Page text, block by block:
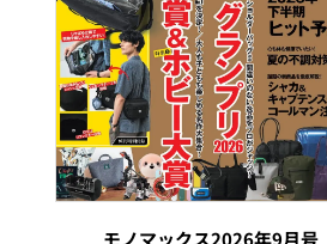
モノマックス2026年9月号